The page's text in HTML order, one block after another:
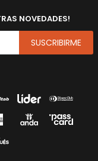
NOVEDADES!
SUSCRIBIRME